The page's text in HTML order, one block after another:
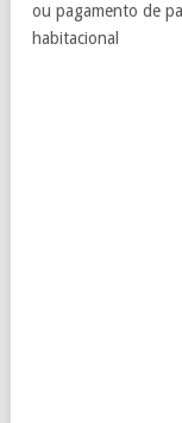
ou pagamento de
habitacional